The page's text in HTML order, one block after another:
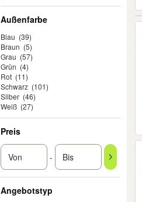
Außenfarbe
Blau (39)
Braun (5)
Grau (57)
Grün (4)
Rot (11)
Schwarz (101)
Silber (46)
Weiß (27)
Preis
-
Angebotstyp